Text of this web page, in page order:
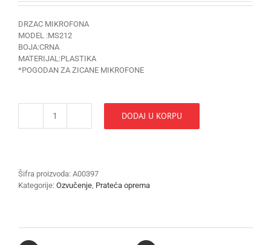
DRZAC MIKROFONA
MODEL :MS212
BOJA:CRNA
MATERIJAL:PLASTIKA
*POGODAN ZA ZICANE MIKROFONE
DRZAC
DODAJ U KORPU
Šifra proizvoda: A00397
Kategorije: Ozvučenje, Prateća oprema